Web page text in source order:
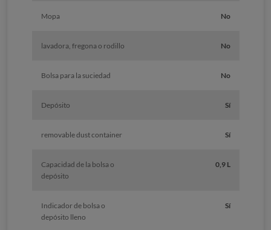
Mopa No
lavadora, fregona o rodillo No
Bolsa para la suciedad No
Depósito Sí
removable dust container Sí
Capacidad de la bolsa o
depósito
0,9 L
Indicador de bolsa o
depósito lleno
Sí